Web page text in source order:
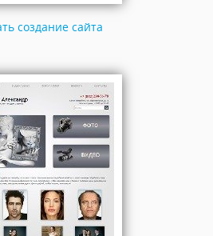
создание сайта